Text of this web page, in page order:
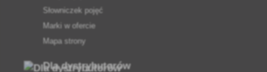
Słowniczek pojęć
Marki w ofercie
Mapa strony
Dla dystrybutorów